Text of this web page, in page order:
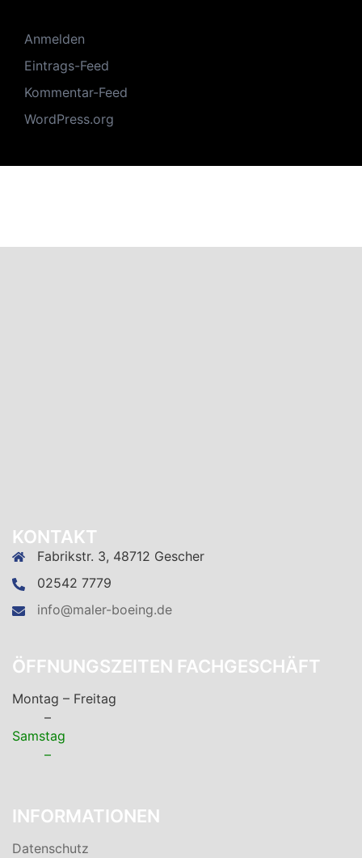
Anmelden
Eintrags-Feed
Kommentar-Feed
WordPress.org
KONTAKT
Fabrikstr. 3, 48712 Gescher
02542 7779
info@maler-boeing.de
ÖFFNUNGSZEITEN FACHGESCHÄFT
Montag – Freitag
–
Samstag
–
INFORMATIONEN
Datenschutz